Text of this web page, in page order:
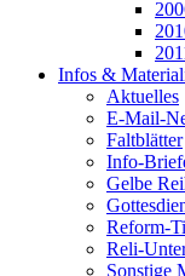
Infos &
Aktuelles
E-Mail-
Faltblätter
Info-
Gelbe
Reform-
Reli-
Sonstige